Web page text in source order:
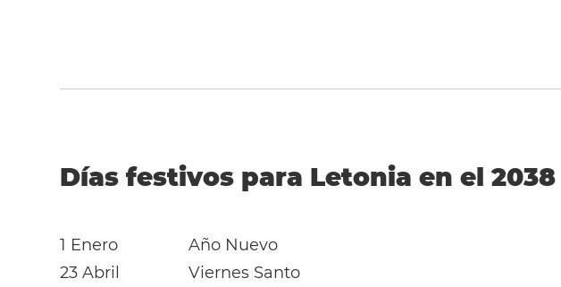
Días festivos para Letonia en el 2038
1 Enero
Año Nuevo
23 Abril
Viernes Santo